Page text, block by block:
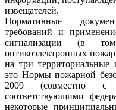
извещателей.
Нормативные
требований и
сигнализации (в
оптикоэлектронных
на три
это Нормы пожарной
2009 (совместно с
соответствующими
некоторые